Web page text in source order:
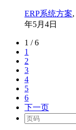
ERP系统方案,
年5月4日
1 / 6
1
2
3
4
5
6
下一页